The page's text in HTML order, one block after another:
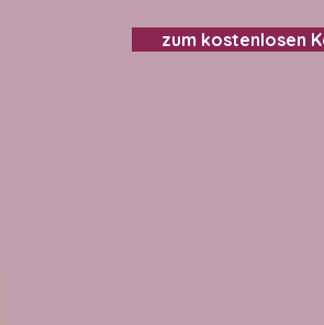
zum kostenlosen